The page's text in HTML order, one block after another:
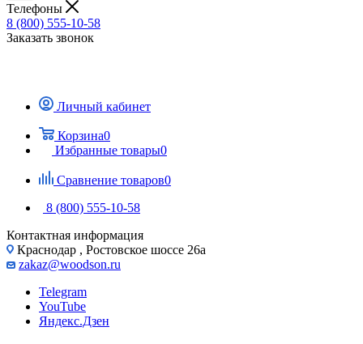
Телефоны
8 (800) 555-10-58
Заказать звонок
Личный кабинет
Корзина0
Избранные товары0
Сравнение товаров0
8 (800) 555-10-58
Контактная информация
Краснодар , Ростовское шоссе 26а
zakaz@woodson.ru
Telegram
YouTube
Яндекс.Дзен